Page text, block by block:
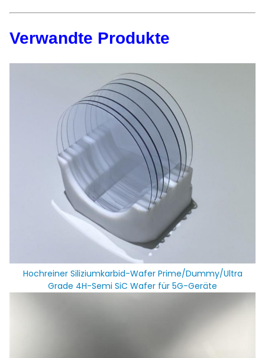
Verwandte Produkte
Hochreiner Siliziumkarbid-Wafer Prime/Dummy/Ultra
Grade 4H-Semi SiC Wafer für 5G-Geräte